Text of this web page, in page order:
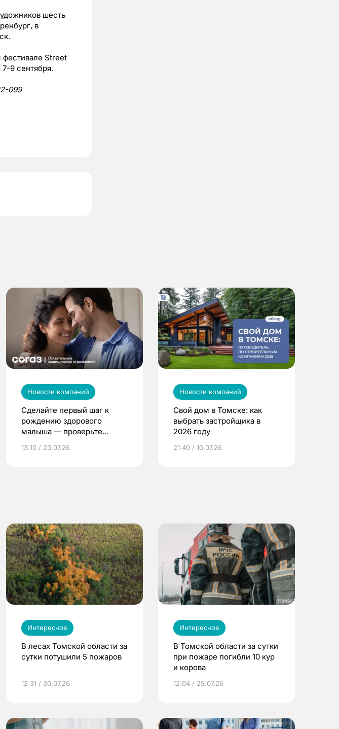
шесть
в
фестивале Street
9 сентября.
099
Новости компаний
Сделайте первый шаг к
рождению здорового
малыша — проверьте
по ОМС!
13:10 / 23.07.26
Новости компаний
Свой дом в Томске: как
выбрать застройщика в
2026 году
21:40 / 10.07.26
Интересное
В лесах Томской области за
сутки потушили 5 пожаров
12:31 / 30.07.26
Интересное
В Томской области за сутки
при пожаре погибли 10 кур
и корова
12:04 / 25.07.26